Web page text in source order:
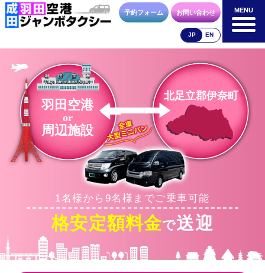
MENU
成田空港
料金表
空港送迎以外
料金表
車種・荷物 お支払方法 合流方法
お問合せ 予約フォーム
予約フォーム お問い合わせ
JP EN
MENU
羽田空港
or
周辺施設
北足立郡伊奈町
1名様から9名様までご乗車可能
格安定額料金で送迎